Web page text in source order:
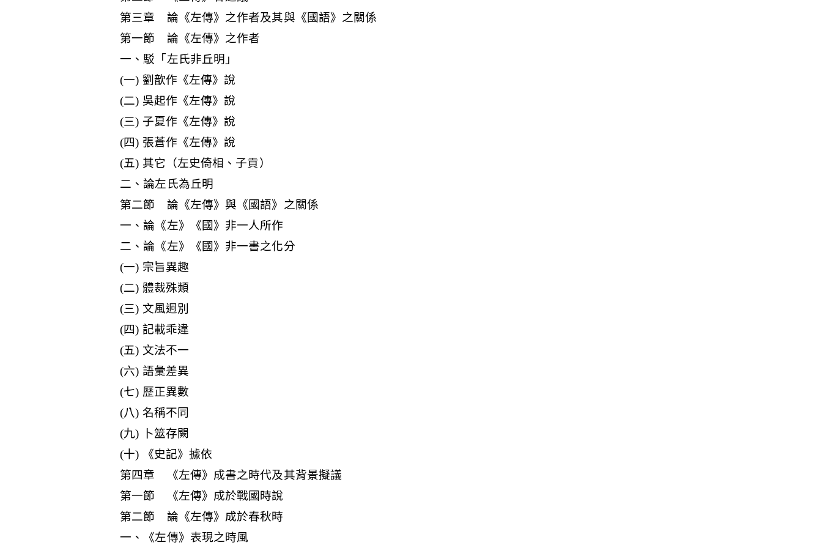
第三章 論《左傳》之作者及其與《國語》之關係
第一節 論《左傳》之作者
一、駁「左氏非丘明」
(一) 劉歆作《左傳》說
(二) 吳起作《左傳》說
(三) 子夏作《左傳》說
(四) 張蒼作《左傳》說
(五) 其它（左史倚相、子貢）
二、論左氏為丘明
第二節 論《左傳》與《國語》之關係
一、論《左》《國》非一人所作
二、論《左》《國》非一書之化分
(一) 宗旨異趣
(二) 體裁殊類
(三) 文風迥別
(四) 記載乖違
(五) 文法不一
(六) 語彙差異
(七) 歷正異數
(八) 名稱不同
(九) 卜筮存闕
(十) 《史記》據依
第四章 《左傳》成書之時代及其背景擬議
第一節 《左傳》成於戰國時說
第二節 論《左傳》成於春秋時
一、《左傳》表現之時風